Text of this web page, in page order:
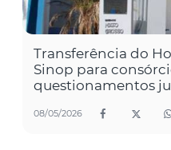
Transferência do
Sinop para
questionamentos
08/05/2026